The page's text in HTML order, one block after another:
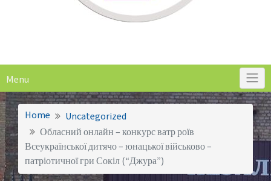
Menu
Home
Uncategorized
Обласний онлайн – конкурс ватр роїв
Всеукраїнської дитячо – юнацької військово –
патріотичної гри Сокіл (“Джура”)